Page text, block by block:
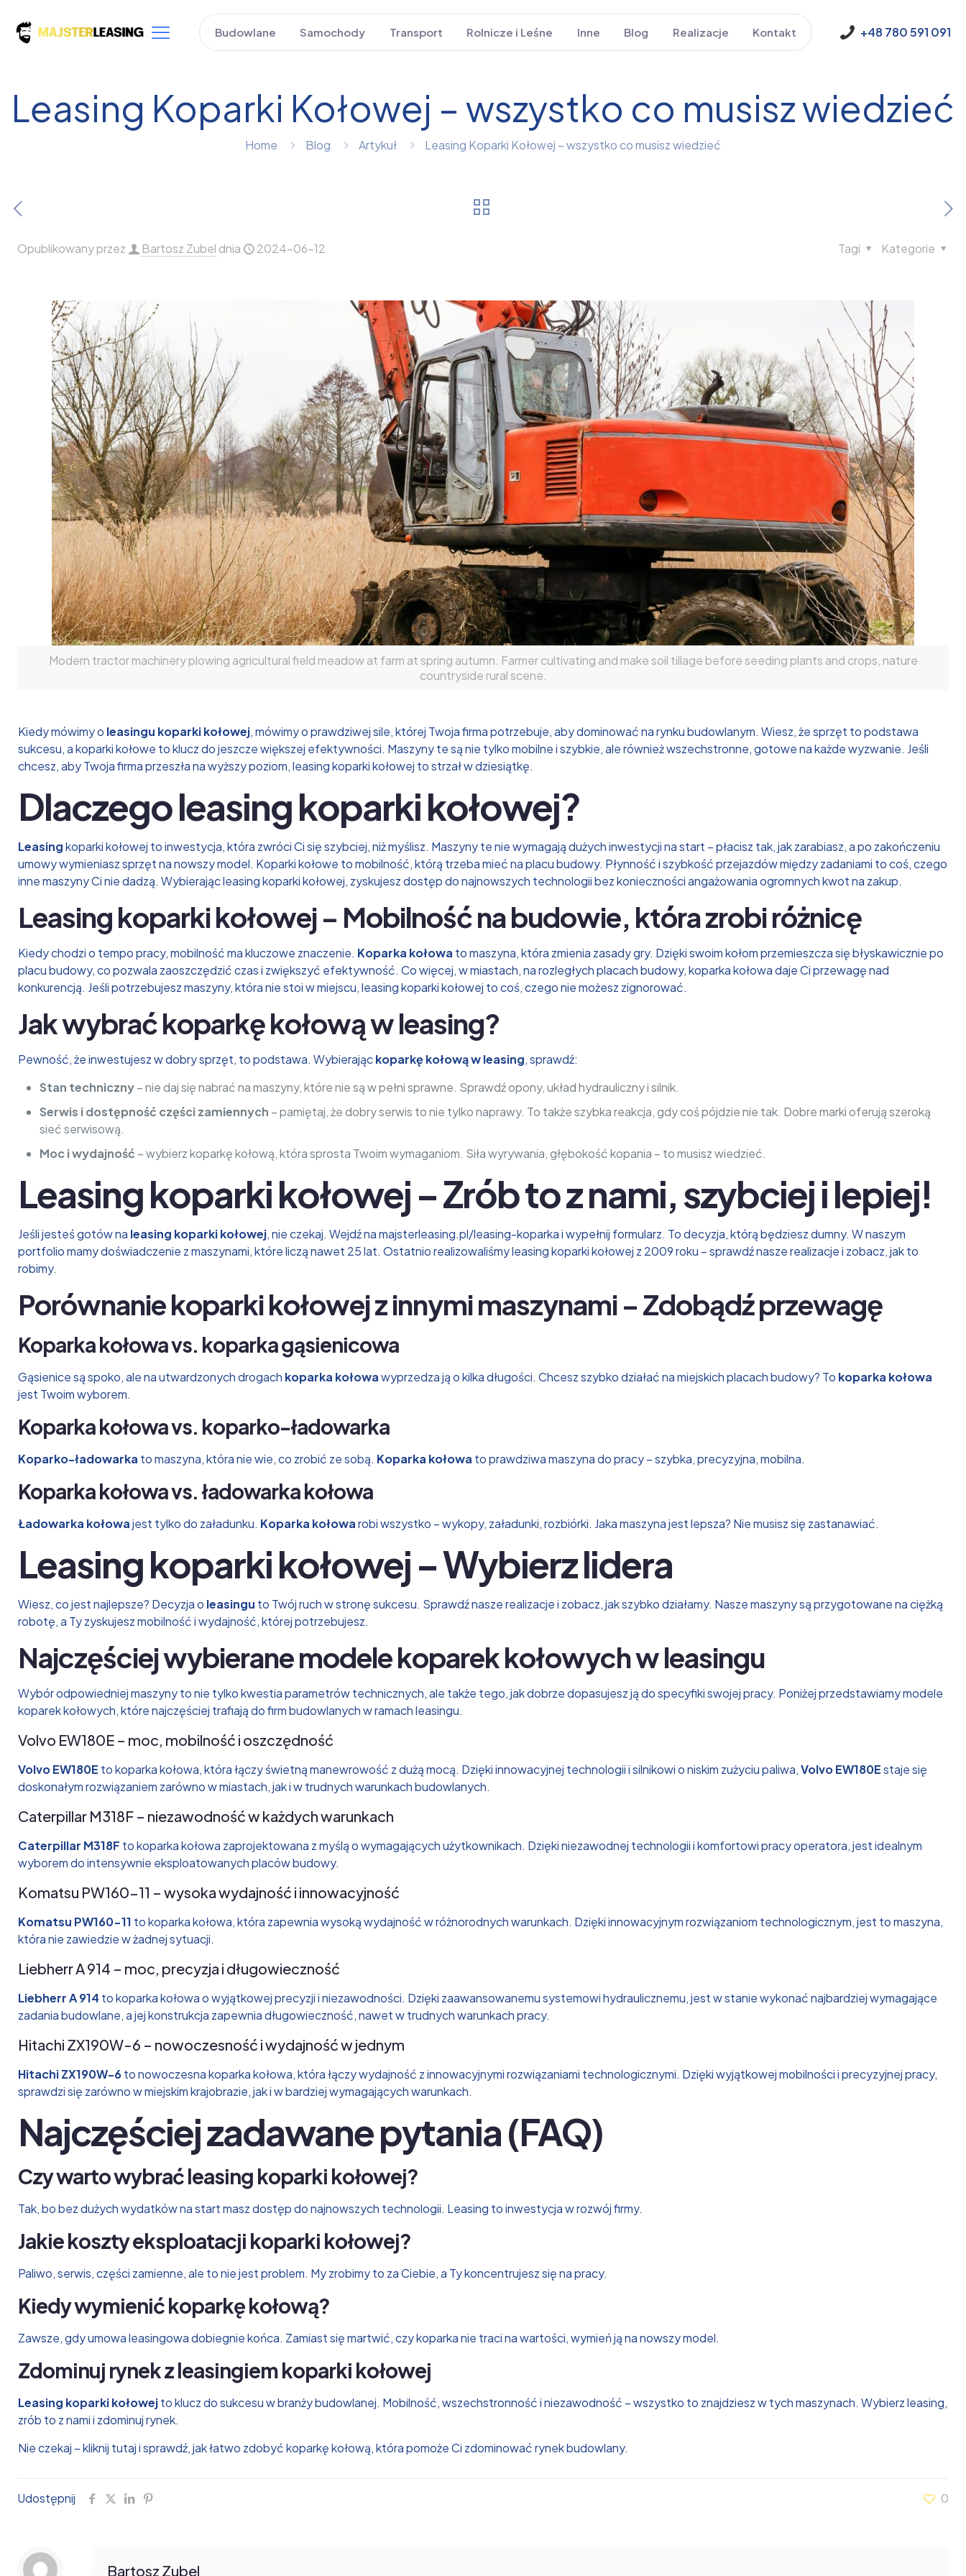
Budowlane Samochody Transport Rolnicze i Leśne Inne Blog Realizacje Kontakt +48 780 591 091
Leasing Koparki Kołowej – wszystko co musisz wiedzieć
Home Blog Artykuł Leasing Koparki Kołowej – wszystko co musisz wiedzieć
Opublikowany przez Bartosz Zubel dnia 2024-06-12 Kategorie
Tagi
Modern tractor machinery plowing agricultural field meadow at farm at spring autumn. Farmer cultivating and make soil tillage before seeding plants and crops, nature
countryside rural scene.
Kiedy mówimy o leasingu koparki kołowej, mówimy o prawdziwej sile, której Twoja firma potrzebuje, aby dominować na rynku budowlanym. Wiesz, że sprzęt to podstawa
sukcesu, a koparki kołowe to klucz do jeszcze większej efektywności. Maszyny te są nie tylko mobilne i szybkie, ale również wszechstronne, gotowe na każde wyzwanie. Jeśli
chcesz, aby Twoja firma przeszła na wyższy poziom, leasing koparki kołowej to strzał w dziesiątkę.
Dlaczego leasing koparki kołowej?
Leasingkoparki kołowej to inwestycja, która zwróci Ci się szybciej, niż myślisz. Maszyny te nie wymagają dużych inwestycji na start – płacisz tak, jak zarabiasz, a po zakończeniu
umowy wymieniasz sprzęt na nowszy model. Koparki kołowe to mobilność, którą trzeba mieć na placu budowy. Płynność i szybkość przejazdów między zadaniami to coś, czego
inne maszyny Ci nie dadzą. Wybierając leasing koparki kołowej, zyskujesz dostęp do najnowszych technologii bez konieczności angażowania ogromnych kwot na zakup.
Leasing koparki kołowej – Mobilność na budowie, która zrobi różnicę
Kiedy chodzi o tempo pracy, mobilność ma kluczowe znaczenie. Koparka kołowa to maszyna, która zmienia zasady gry. Dzięki swoim kołom przemieszcza się błyskawicznie po
placu budowy, co pozwala zaoszczędzić czas i zwiększyć efektywność. Co więcej, w miastach, na rozległych placach budowy, koparka kołowa daje Ci przewagę nad
konkurencją. Jeśli potrzebujesz maszyny, która nie stoi w miejscu, leasing koparki kołowej to coś, czego nie możesz zignorować.
Jak wybrać koparkę kołową w leasing?
Pewność, że inwestujesz w dobry sprzęt, to podstawa. Wybierająckoparkę kołową w leasing, sprawdź:
Stan techniczny– nie daj się nabrać na maszyny, które nie są w pełni sprawne. Sprawdź opony, układ hydrauliczny i silnik.
Serwis i dostępność części zamiennych – pamiętaj, że dobry serwis to nie tylko naprawy. To także szybka reakcja, gdy coś pójdzie nie tak. Dobre marki oferują szeroką
sieć serwisową.
Moc i wydajność – wybierz koparkę kołową, która sprosta Twoim wymaganiom. Siła wyrywania, głębokość kopania – to musisz wiedzieć.
Leasing koparki kołowej – Zrób to z nami, szybciej i lepiej!
Jeśli jesteś gotów na leasing koparki kołowej, nie czekaj. Wejdź namajsterleasing.pl/leasing-koparkai wypełnij formularz. To decyzja, którą będziesz dumny. W naszym
portfolio mamy doświadczenie z maszynami, które liczą nawet 25 lat. Ostatnio realizowaliśmy leasing koparki kołowej z 2009 roku – sprawdź nasze realizacje i zobacz, jak to
robimy.
Porównanie koparki kołowej z innymi maszynami – Zdobądź przewagę
Koparka kołowa vs. koparka gąsienicowa
Gąsienice są spoko, ale na utwardzonych drogach koparka kołowawyprzedza ją o kilka długości. Chcesz szybko działać na miejskich placach budowy? To koparka kołowa
jest Twoim wyborem.
Koparka kołowa vs. koparko-ładowarka
Koparko-ładowarka to maszyna, która nie wie, co zrobić ze sobą. Koparka kołowa to prawdziwa maszyna do pracy – szybka, precyzyjna, mobilna.
Koparka kołowa vs. ładowarka kołowa
Ładowarka kołowajest tylko do załadunku. Koparka kołowarobi wszystko – wykopy, załadunki, rozbiórki. Jaka maszyna jest lepsza? Nie musisz się zastanawiać.
Leasing koparki kołowej – Wybierz lidera
Wiesz, co jest najlepsze? Decyzja o leasingu to Twój ruch w stronę sukcesu. Sprawdź nasze realizacje i zobacz, jak szybko działamy. Nasze maszyny są przygotowane na ciężką
robotę, a Ty zyskujesz mobilność i wydajność, której potrzebujesz.
Najczęściej wybierane modele koparek kołowych w leasingu
Wybór odpowiedniej maszyny to nie tylko kwestia parametrów technicznych, ale także tego, jak dobrze dopasujesz ją do specyfiki swojej pracy. Poniżej przedstawiamy modele
koparek kołowych, które najczęściej trafiają do firm budowlanych w ramach leasingu.
Volvo EW180E – moc, mobilność i oszczędność
Volvo EW180E to koparka kołowa, która łączy świetną manewrowość z dużą mocą. Dzięki innowacyjnej technologii i silnikowi o niskim zużyciu paliwa,Volvo EW180Estaje się
doskonałym rozwiązaniem zarówno w miastach, jak i w trudnych warunkach budowlanych.
Caterpillar M318F – niezawodność w każdych warunkach
Caterpillar M318F to koparka kołowa zaprojektowana z myślą o wymagających użytkownikach. Dzięki niezawodnej technologii i komfortowi pracy operatora, jest idealnym
wyborem do intensywnie eksploatowanych placów budowy.
Komatsu PW160-11 – wysoka wydajność i innowacyjność
Komatsu PW160-11 to koparka kołowa, która zapewnia wysoką wydajność w różnorodnych warunkach. Dzięki innowacyjnym rozwiązaniom technologicznym, jest to maszyna,
która nie zawiedzie w żadnej sytuacji.
Liebherr A 914 – moc, precyzja i długowieczność
Liebherr A 914 to koparka kołowa o wyjątkowej precyzji i niezawodności. Dzięki zaawansowanemu systemowi hydraulicznemu, jest w stanie wykonać najbardziej wymagające
zadania budowlane, a jej konstrukcja zapewnia długowieczność, nawet w trudnych warunkach pracy.
Hitachi ZX190W-6 – nowoczesność i wydajność w jednym
Hitachi ZX190W-6to nowoczesna koparka kołowa, która łączy wydajność z innowacyjnymi rozwiązaniami technologicznymi. Dzięki wyjątkowej mobilności i precyzyjnej pracy,
sprawdzi się zarówno w miejskim krajobrazie, jak i w bardziej wymagających warunkach.
Najczęściej zadawane pytania (FAQ)
Czy warto wybrać leasing koparki kołowej?
Tak, bo bez dużych wydatków na start masz dostęp do najnowszych technologii. Leasing to inwestycja w rozwój firmy.
Jakie koszty eksploatacji koparki kołowej?
Paliwo, serwis, części zamienne, ale to nie jest problem. My zrobimy to za Ciebie, a Ty koncentrujesz się na pracy.
Kiedy wymienić koparkę kołową?
Zawsze, gdy umowa leasingowa dobiegnie końca. Zamiast się martwić, czy koparka nie traci na wartości, wymień ją na nowszy model.
Zdominuj rynek z leasingiem koparki kołowej
Leasing koparki kołowejto klucz do sukcesu w branży budowlanej. Mobilność, wszechstronność i niezawodność – wszystko to znajdziesz w tych maszynach. Wybierz leasing,
zrób to z nami i zdominuj rynek.
Nie czekaj –kliknij tutaji sprawdź, jak łatwo zdobyć koparkę kołową, która pomoże Ci zdominować rynek budowlany.
Udostępnij 0
Bartosz Zubel